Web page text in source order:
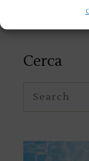
Cerca
for: